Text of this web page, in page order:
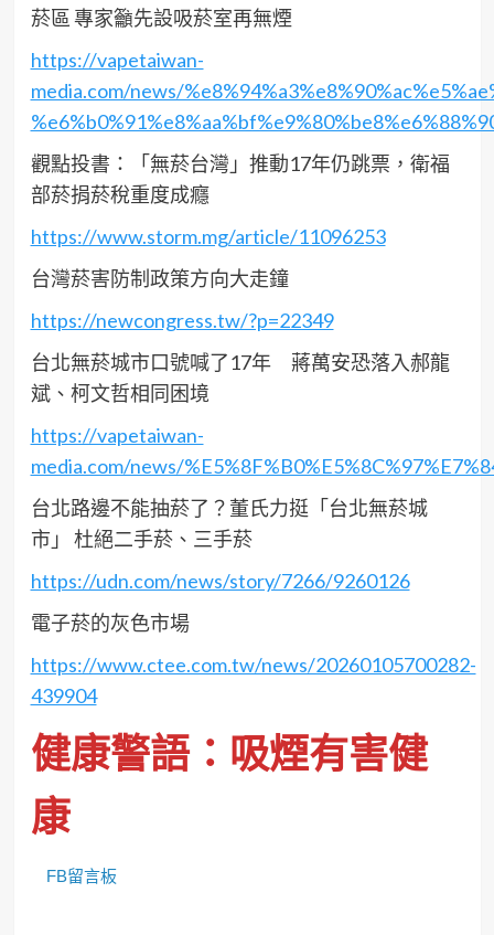
菸區 專家籲先設吸菸室再無煙
https://vapetaiwan-
media.com/news/
觀點投書：「無菸台灣」推動17年仍跳票，衛福
部菸捐菸稅重度成癮
https://www.storm.mg/article/11096253
台灣菸害防制政策方向大走鐘
https://newcongress.tw/?p=22349
台北無菸城市口號喊了17年 蔣萬安恐落入郝龍
斌、柯文哲相同困境
https://vapetaiwan-
media.com/news/
台北路邊不能抽菸了？董氏力挺「台北無菸城
市」 杜絕二手菸、三手菸
https://udn.com/news/story/7266/9260126
電子菸的灰色市場
https://www.ctee.com.tw/news/20260105700282-
439904
健康警語：吸煙有害健
康
FB留言板